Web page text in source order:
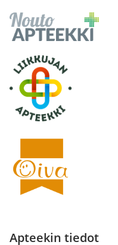
Apteekin tiedot